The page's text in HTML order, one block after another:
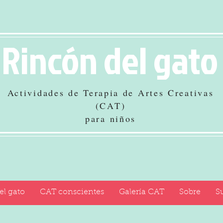
Rincón del gato
Actividades de Terapia de Artes Creativas
(CAT)
para niños
gato CAT conscientes Galería CAT Sobre